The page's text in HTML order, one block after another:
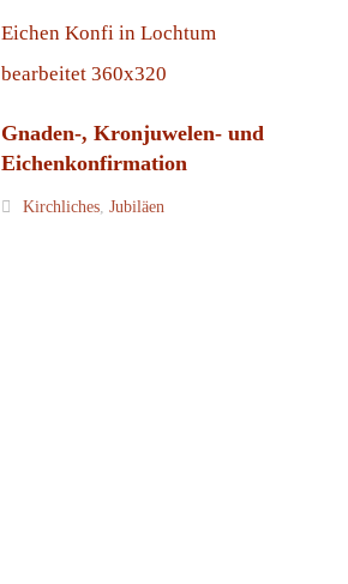
Gnaden-, Kronjuwelen- und
Eichenkonfirmation
Kirchliches, Jubiläen